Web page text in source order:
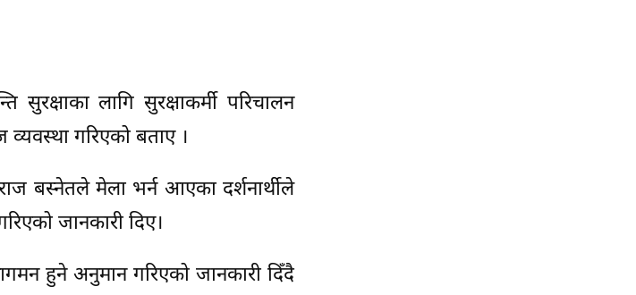
लागि सुरक्षाकर्मी परिचालन
गरिएको बताए ।
बस्नेतले मेला भर्न आएका दर्शनार्थीले
जानकारी दिए।
हुने अनुमान गरिएको जानकारी दिँदै